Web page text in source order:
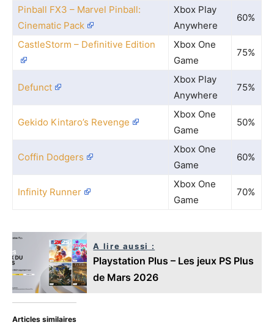
Pinball FX3 – Marvel Pinball:
Cinematic Pack
Xbox Play
Anywhere
60%
CastleStorm – Definitive Edition
Xbox One
Game
75%
Defunct
Xbox Play
Anywhere
75%
Gekido Kintaro’s Revenge
Xbox One
Game
50%
Coffin Dodgers
Xbox One
Game
60%
Infinity Runner
Xbox One
Game
70%
A lire aussi :
Playstation Plus – Les jeux PS Plus
de Mars 2026
Articles similaires